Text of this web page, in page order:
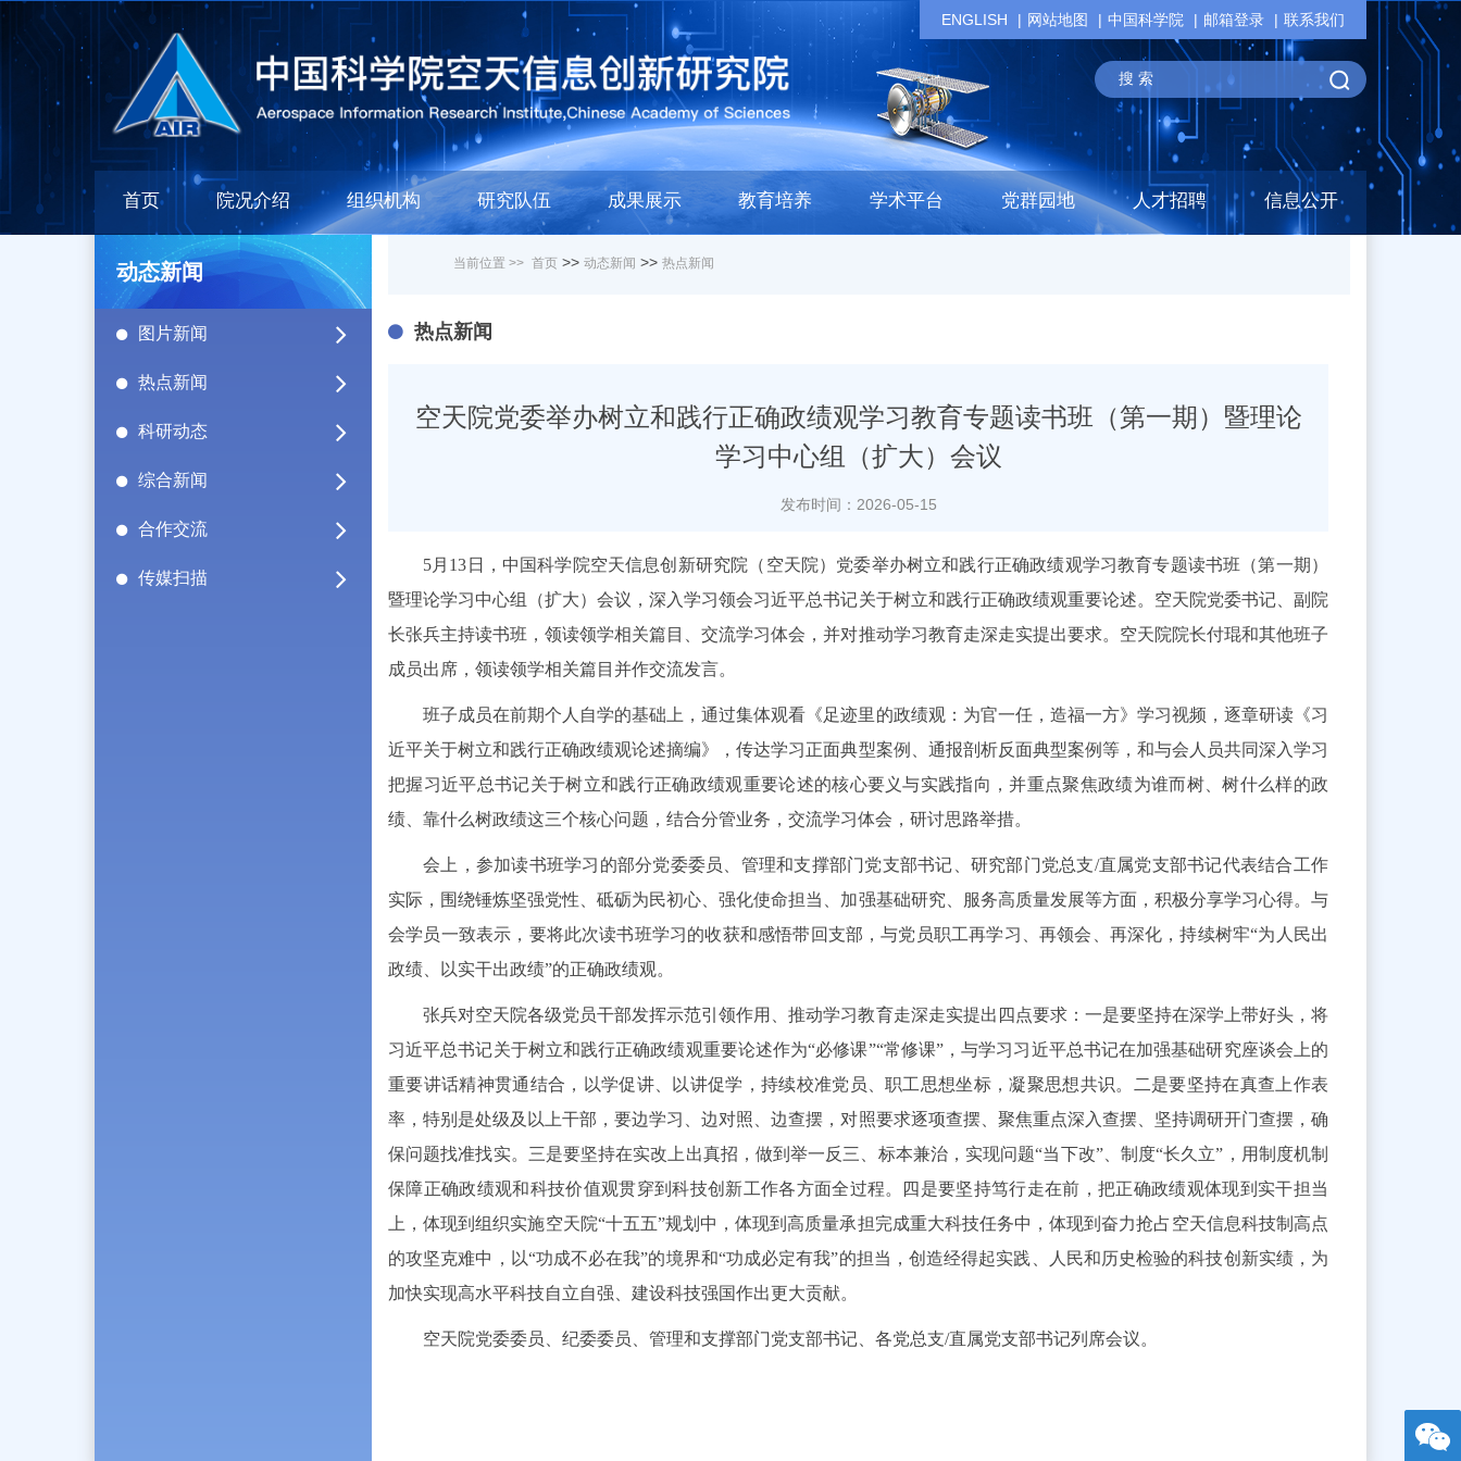
ENGLISH 网站地图 中国科学院 邮箱登录 联系我们
首页 院况介绍 组织机构 研究队伍 成果展示 教育培养 学术平台 党群园地 人才招聘 信息公开
动态新闻
图片新闻
热点新闻
科研动态
综合新闻
合作交流
传媒扫描
当前位置 >> 首页 >> 动态新闻 >> 热点新闻
热点新闻
空天院党委举办树立和践行正确政绩观学习教育专题读书班（第一期）暨理论
学习中心组（扩大）会议
发布时间：2026-05-15
5月13日，中国科学院空天信息创新研究院（空天院）党委举办树立和践行正确政绩观学习教育专题读书班（第一期）
暨理论学习中心组（扩大）会议，深入学习领会习近平总书记关于树立和践行正确政绩观重要论述。空天院党委书记、副院
长张兵主持读书班，领读领学相关篇目、交流学习体会，并对推动学习教育走深走实提出要求。空天院院长付琨和其他班子
成员出席，领读领学相关篇目并作交流发言。
班子成员在前期个人自学的基础上，通过集体观看《足迹里的政绩观：为官一任，造福一方》学习视频，逐章研读《习
近平关于树立和践行正确政绩观论述摘编》，传达学习正面典型案例、通报剖析反面典型案例等，和与会人员共同深入学习
把握习近平总书记关于树立和践行正确政绩观重要论述的核心要义与实践指向，并重点聚焦政绩为谁而树、树什么样的政
绩、靠什么树政绩这三个核心问题，结合分管业务，交流学习体会，研讨思路举措。
会上，参加读书班学习的部分党委委员、管理和支撑部门党支部书记、研究部门党总支/直属党支部书记代表结合工作
实际，围绕锤炼坚强党性、砥砺为民初心、强化使命担当、加强基础研究、服务高质量发展等方面，积极分享学习心得。与
会学员一致表示，要将此次读书班学习的收获和感悟带回支部，与党员职工再学习、再领会、再深化，持续树牢“为人民出
政绩、以实干出政绩”的正确政绩观。
张兵对空天院各级党员干部发挥示范引领作用、推动学习教育走深走实提出四点要求：一是要坚持在深学上带好头，将
习近平总书记关于树立和践行正确政绩观重要论述作为“必修课”“常修课”，与学习习近平总书记在加强基础研究座谈会上的
重要讲话精神贯通结合，以学促讲、以讲促学，持续校准党员、职工思想坐标，凝聚思想共识。二是要坚持在真查上作表
率，特别是处级及以上干部，要边学习、边对照、边查摆，对照要求逐项查摆、聚焦重点深入查摆、坚持调研开门查摆，确
保问题找准找实。三是要坚持在实改上出真招，做到举一反三、标本兼治，实现问题“当下改”、制度“长久立”，用制度机制
保障正确政绩观和科技价值观贯穿到科技创新工作各方面全过程。四是要坚持笃行走在前，把正确政绩观体现到实干担当
上，体现到组织实施空天院“十五五”规划中，体现到高质量承担完成重大科技任务中，体现到奋力抢占空天信息科技制高点
的攻坚克难中，以“功成不必在我”的境界和“功成必定有我”的担当，创造经得起实践、人民和历史检验的科技创新实绩，为
加快实现高水平科技自立自强、建设科技强国作出更大贡献。
空天院党委委员、纪委委员、管理和支撑部门党支部书记、各党总支/直属党支部书记列席会议。